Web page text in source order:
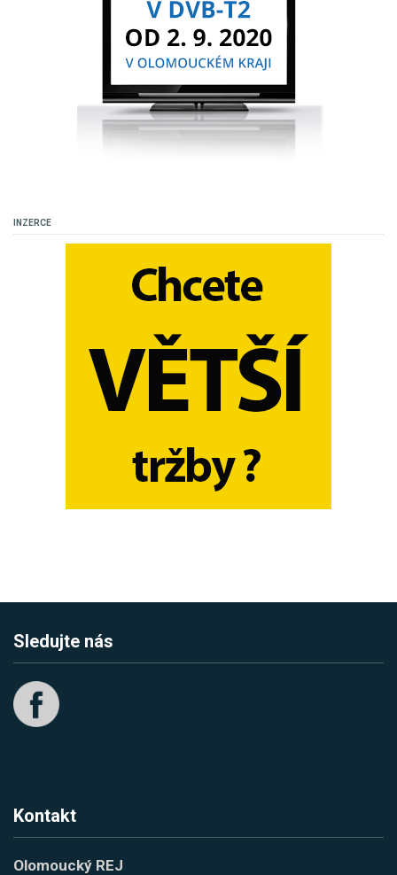
INZERCE
Sledujte nás
Kontakt
Olomoucký REJ